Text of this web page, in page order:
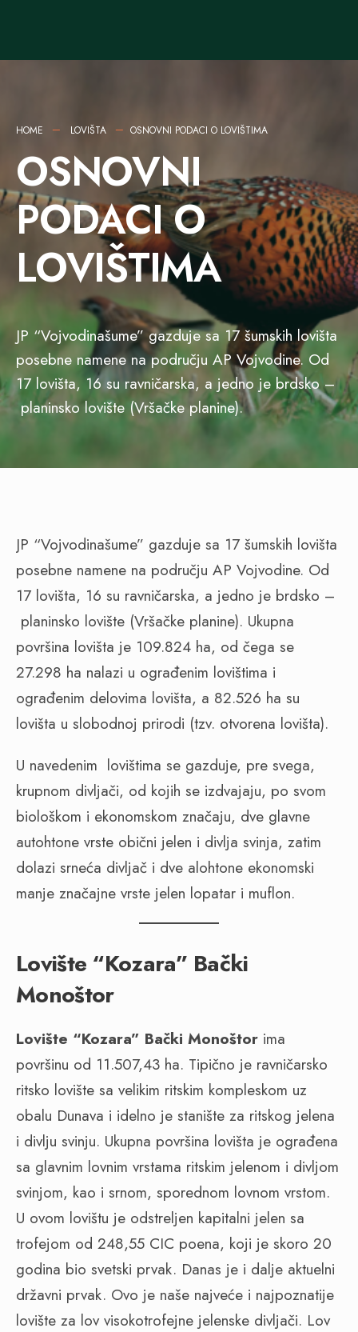
HOME LOVIŠTA OSNOVNI PODACI O LOVIŠTIMA
OSNOVNI
PODACI O
LOVIŠTIMA
JP “Vojvodinašume” gazduje sa 17 šumskih lovišta
posebne namene na području AP Vojvodine. Od
17 lovišta, 16 su ravničarska, a jedno je brdsko –
planinsko lovište (Vršačke planine).
JP “Vojvodinašume” gazduje sa 17 šumskih lovišta
posebne namene na području AP Vojvodine. Od
17 lovišta, 16 su ravničarska, a jedno je brdsko –
planinsko lovište (Vršačke planine). Ukupna
površina lovišta je 109.824 ha, od čega se
27.298 ha nalazi u ograđenim lovištima i
ograđenim delovima lovišta, a 82.526 ha su
lovišta u slobodnoj prirodi (tzv. otvorena lovišta).
U navedenim lovištima se gazduje, pre svega,
krupnom divljači, od kojih se izdvajaju, po svom
biološkom i ekonomskom značaju, dve glavne
autohtone vrste obični jelen i divlja svinja, zatim
dolazi srneća divljač i dve alohtone ekonomski
manje značajne vrste jelen lopatar i muflon.
Lovište “Kozara” Bački
Monoštor
Lovište “Kozara” Bački Monoštor ima
površinu od 11.507,43 ha. Tipično je ravničarsko
ritsko lovište sa velikim ritskim kompleskom uz
obalu Dunava i idelno je stanište za ritskog jelena
i divlju svinju. Ukupna površina lovišta je ograđena
sa glavnim lovnim vrstama ritskim jelenom i divljom
svinjom, kao i srnom, sporednom lovnom vrstom.
U ovom lovištu je odstreljen kapitalni jelen sa
trofejom od 248,55 CIC poena, koji je skoro 20
godina bio svetski prvak. Danas je i dalje aktuelni
državni prvak. Ovo je naše najveće i najpoznatije
lovište za lov visokotrofejne jelenske divljači. Lov